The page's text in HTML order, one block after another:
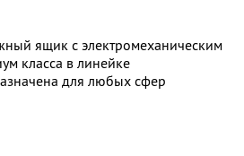
ящик с электромеханическим
класса в линейке
для любых сфер